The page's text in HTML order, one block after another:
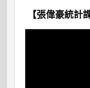
【張偉豪統計